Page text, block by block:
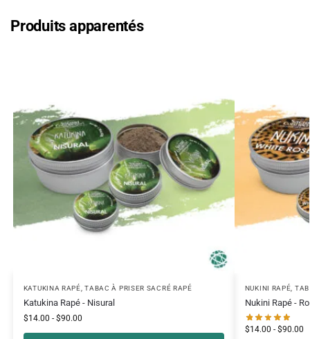
Produits apparentés
KATUKINA RAPÉ ,TABAC À PRISER SACRÉ RAPÉ
Katukina Rapé - Nisural
$14.00 - $90.00
NUKINI RAPÉ
Nukini Rapé -
$14.00 - $90.00